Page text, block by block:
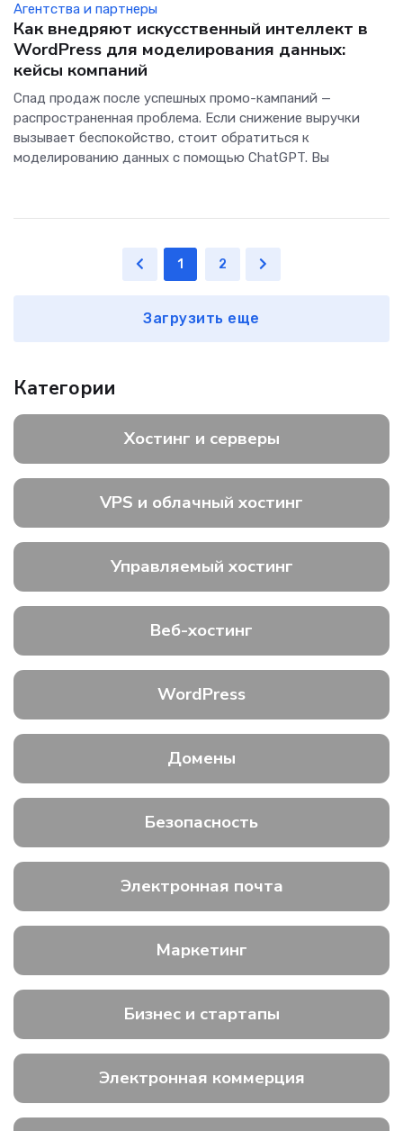
Агентства и партнеры
Как внедряют искусственный интеллект в
WordPress для моделирования данных:
кейсы компаний
Спад продаж после успешных промо-кампаний —
распространенная проблема. Если снижение выручки
вызывает беспокойство, стоит обратиться к
моделированию данных с помощью ChatGPT. Вы
1 2
Загрузить еще
Категории
Хостинг и серверы
VPS и облачный хостинг
Управляемый хостинг
Веб-хостинг
WordPress
Домены
Безопасность
Электронная почта
Маркетинг
Бизнес и стартапы
Электронная коммерция